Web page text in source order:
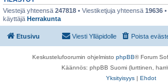
Viestejä yhteensä 247818 • Viestiketjuja yhteensä 19636
käyttäjä Herrakunta
Etusivu Poista
Viesti Ylläpidolle
Keskustelufoorumin ohjelmisto phpBB® Forum
Käännös: phpBB Suomi (lurttinen,
Yksityisyys | Ehdot